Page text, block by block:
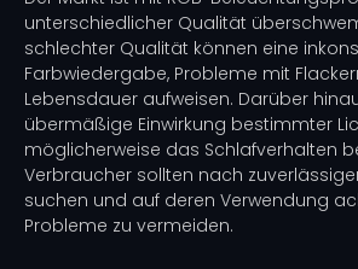
unterschiedlicher Qualität
schlechter Qualität können eine
Farbwiedergabe, Probleme mit
Lebensdauer aufweisen. Darüber
übermäßige Einwirkung bestimmter
möglicherweise das Schlafverhalten
Verbraucher sollten nach
suchen und auf deren Verwendung
Probleme zu vermeiden.